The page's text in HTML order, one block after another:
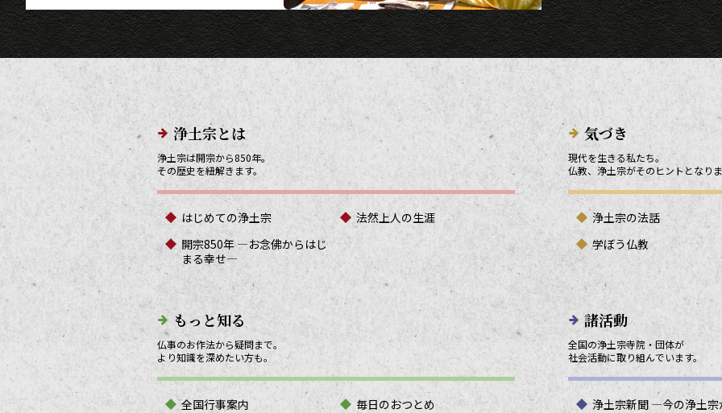
メインメニューリンク
浄土宗とは
浄土宗は開宗から850年。
その歴史を紐解きます。
はじめての浄土宗
法然上人の生涯
開宗850年 ―お念佛からはじ
まる幸せ―
気づき
現代を生きる私たち。
仏教、浄土宗がそのヒントとなり
浄土宗の法話
学ぼう仏教
もっと知る
仏事のお作法から疑問まで。
より知識を深めたい方も。
全国行事案内 毎日のおつとめ
諸活動
全国の浄土宗寺院・団体が
社会活動に取り組んでいます。
浄土宗新聞 ―今の浄土宗